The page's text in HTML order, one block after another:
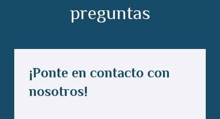
preguntas
¡Ponte en contacto con
nosotros!